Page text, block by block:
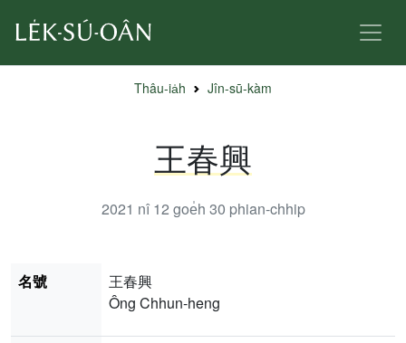
Thâu-ia̍h Jîn-sū-kàm
王春興
2021 nî 12 goe̍h 30 phian-chhip
名號
王春興
Ông Chhun-heng